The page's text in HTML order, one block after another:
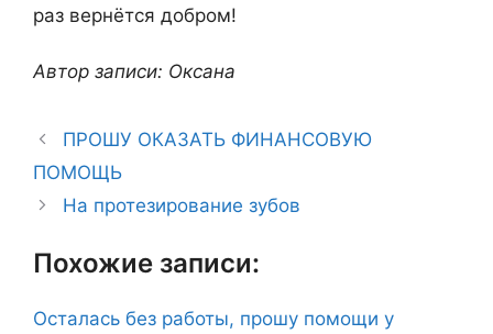
раз вернётся добром!
Автор записи: Оксана
ПРОШУ ОКАЗАТЬ ФИНАНСОВУЮ
ПОМОЩЬ
На протезирование зубов
Похожие записи:
Осталась без работы, прошу помощи у